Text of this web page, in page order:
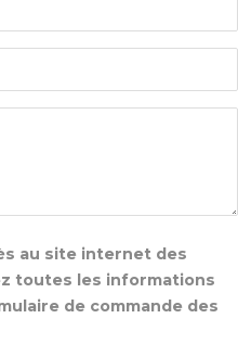
au site internet des
toutes les informations
de commande des